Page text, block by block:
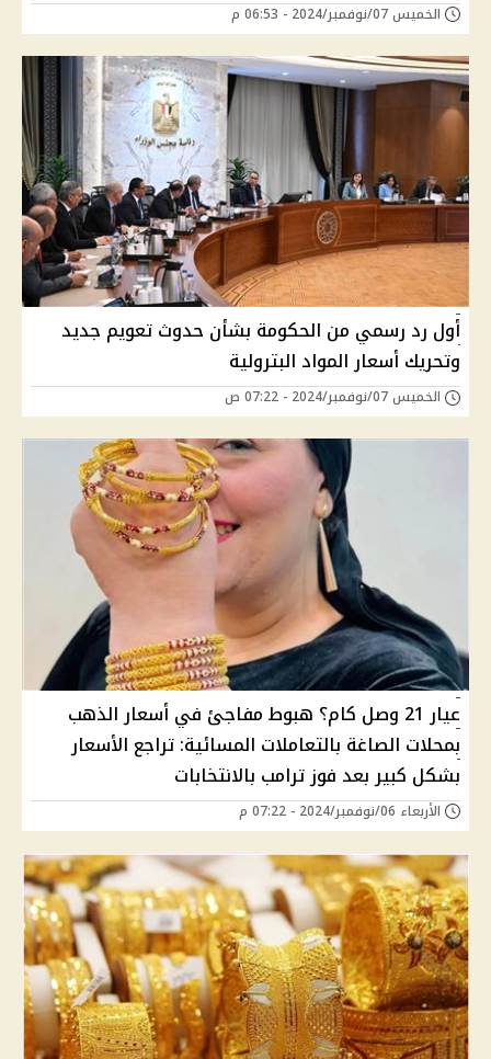
الخميس 07/نوفمبر/2024 - 06:53 م
أول رد رسمي من الحكومة بشأن حدوث تعويم جديد
وتحريك أسعار المواد البترولية
الخميس 07/نوفمبر/2024 - 07:22 ص
عيار 21 وصل كام؟ هبوط مفاجئ في أسعار الذهب
بمحلات الصاغة بالتعاملات المسائية: تراجع الأسعار
بشكل كبير بعد فوز ترامب بالانتخابات
الأربعاء 06/نوفمبر/2024 - 07:22 م